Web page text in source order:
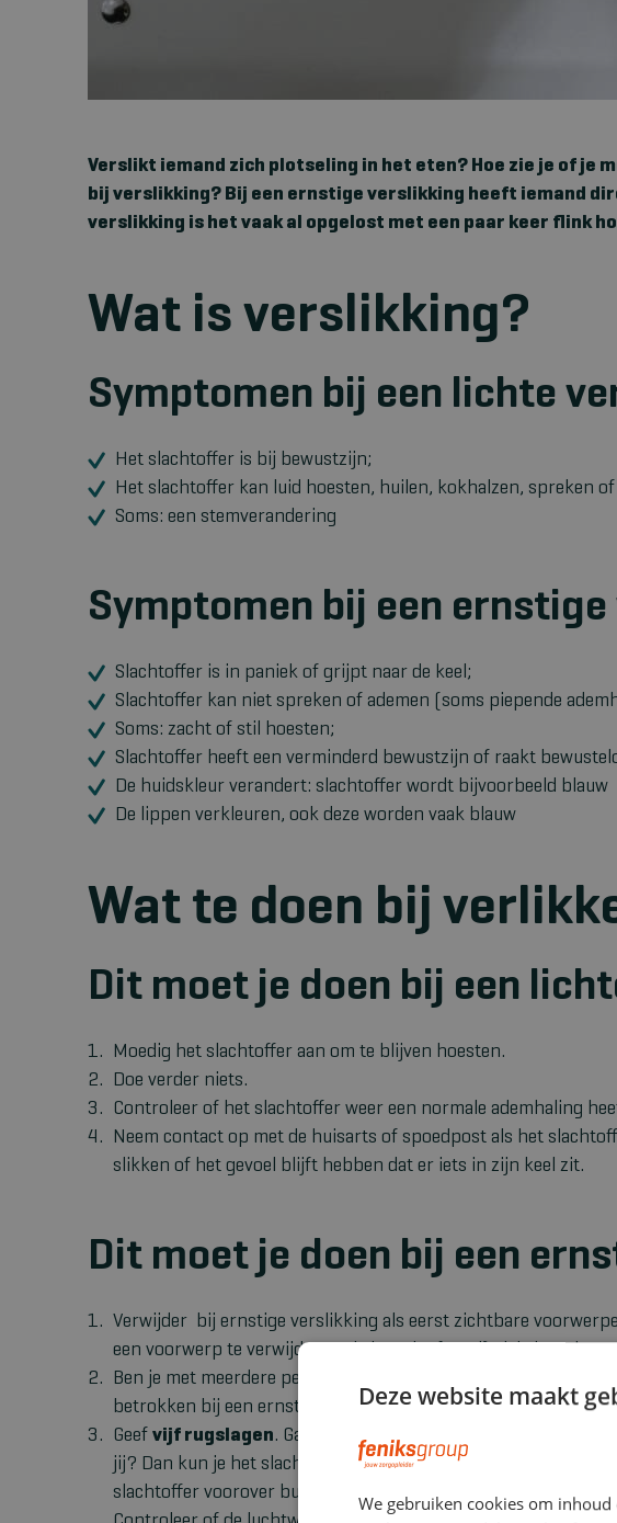
Verslikt iemand zich plotseling in het eten? Hoe zie je of je
bij verslikking? Bij een ernstige verslikking heeft iemand
verslikking is het vaak al opgelost met een paar keer flink
Wat is verslikking?
Symptomen bij een lichte
Het slachtoffer is bij bewustzijn;
Het slachtoffer kan luid hoesten, huilen, kokhalzen, spreken
Soms: een stemverandering
Symptomen bij een
Slachtoffer is in paniek of grijpt naar de keel;
Slachtoffer kan niet spreken of ademen (soms piepende
Soms: zacht of stil hoesten;
Slachtoffer heeft een verminderd bewustzijn of raakt
De huidskleur verandert: slachtoffer wordt bijvoorbeeld blauw
De lippen verkleuren, ook deze worden vaak blauw
Wat te doen bij
Dit moet je doen bij een
Moedig het slachtoffer aan om te blijven hoesten.
Doe verder niets.
Controleer of het slachtoffer weer een normale ademhaling
Neem contact op met de huisarts of spoedpost als het
slikken of het gevoel blijft hebben dat er iets in zijn keel zit.
Dit moet je doen bij een
Verwijder bij ernstige verslikking als eerst zichtbare
een voorwerp te verwijderen als het niet (goed) zichtbaar is.
Ben je met meerdere personen? Laat een andere omstander dan
betrokken bij een ernstige verlikking? Geef dan eerst vijf
Geef vijf rugslagen. Ga aan de zijkant iets achter het
jij? Dan kun je het slachtoffer laten zitten. Ondersteun de
slachtoffer voorover buigen. Geef met de muis van je hand vijf
Deze website maakt
We gebruiken cookies om